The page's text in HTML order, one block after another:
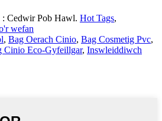
Cedwir Pob Hawl. Hot Tags,
wefan
, Bag Oerach Cinio, Bag Cosmetig Pvc,
Cinio Eco-Gyfeillgar, Inswleiddiwch